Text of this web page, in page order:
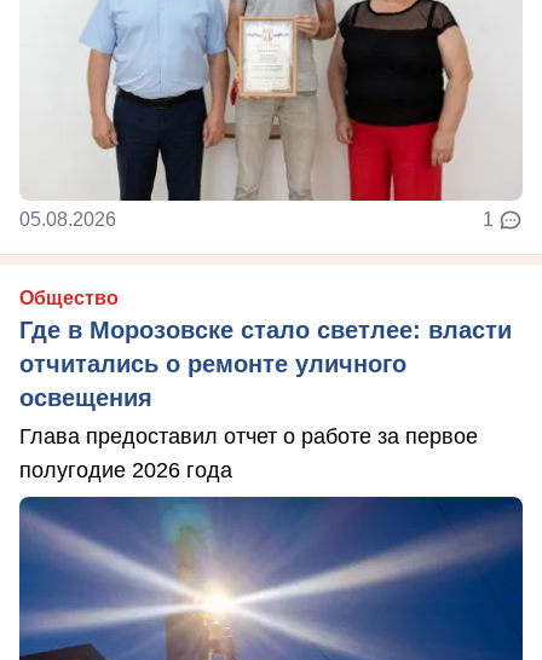
05.08.2026 1
Общество
Где в Морозовске стало светлее: власти
отчитались о ремонте уличного
освещения
Глава предоставил отчет о работе за первое
полугодие 2026 года